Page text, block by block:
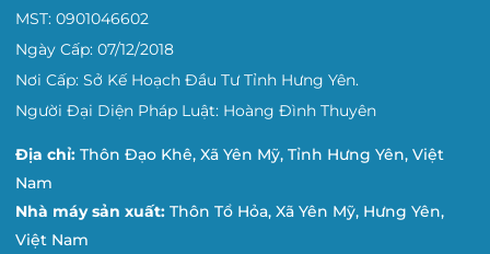
MST: 0901046602
Ngày Cấp: 07/12/2018
Nơi Cấp: Sở Kế Hoạch Đầu Tư Tỉnh Hưng Yên.
Người Đại Diện Pháp Luật: Hoàng Đình Thuyên
Địa chỉ: Thôn Đạo Khê, Xã Yên Mỹ, Tỉnh Hưng Yên, Việt
Nam
Nhà máy sản xuất: Thôn Tổ Hỏa, Xã Yên Mỹ, Hưng Yên,
Việt Nam